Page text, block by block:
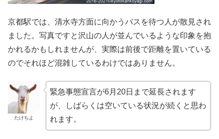
京都駅では、清水寺方面に向かうバスを待つ人が散見され
ました。写真ですと沢山の人が並んでいるような印象を抱
かれるかもしれませんが、実際は前後で距離を置いている
のでそれほど混雑しているわけではありません。
たけちよ
緊急事態宣言が6月20日まで延長されます
が、しばらくは空いている状況が続くと思わ
れます。